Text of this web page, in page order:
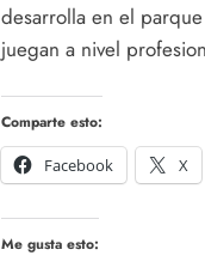
desarrolla en el
juegan a nivel
Comparte esto:
Facebook
X
Me gusta esto: